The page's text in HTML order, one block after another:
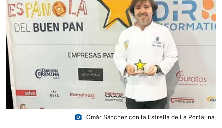
photo_camera Omár Sánchez con la Estrella de La Portalina.